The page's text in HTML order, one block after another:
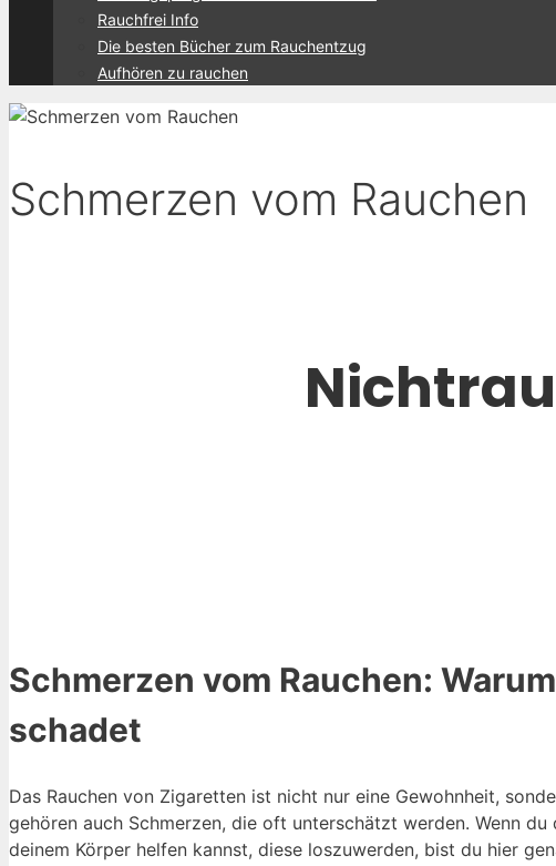
Rauchfrei Info
Die besten Bücher zum Rauchentzug
Aufhören zu rauchen
Schmerzen vom Rauchen
Schmerzen vom Rauchen:
schadet
Das Rauchen von Zigaretten ist nicht nur eine Gewohnheit,
gehören auch Schmerzen, die oft unterschätzt werden. Wenn
deinem Körper helfen kannst, diese loszuwerden, bist du hier